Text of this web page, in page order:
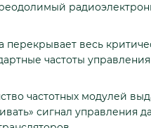
перекрывает весь
частоты
частотных модулей
сигнал управления